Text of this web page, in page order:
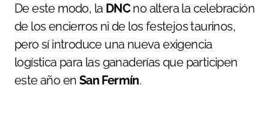
De este modo, la DNCno altera la celebración
de los encierros ni de los festejos taurinos,
pero sí introduce una nueva exigencia
logística para las ganaderías que participen
este año en San Fermín.